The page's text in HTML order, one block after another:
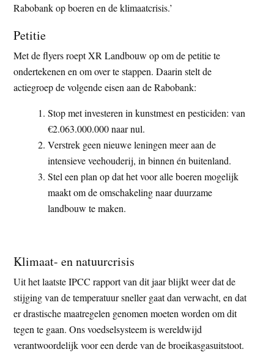
Rabobank op boeren en de klimaatcrisis.’
Petitie
Met de flyers roept XR Landbouw op om de petitie te
ondertekenen en om over te stappen. Daarin stelt de
actiegroep de volgende eisen aan de Rabobank:
Stop met investeren in kunstmest en pesticiden: van
€2.063.000.000 naar nul.
Verstrek geen nieuwe leningen meer aan de
intensieve veehouderij, in binnen én buitenland.
Stel een plan op dat het voor alle boeren mogelijk
maakt om de omschakeling naar duurzame
landbouw te maken.
Klimaat- en natuurcrisis
Uit het laatste IPCC rapport van dit jaar blijkt weer dat de
stijging van de temperatuur sneller gaat dan verwacht, en dat
er drastische maatregelen genomen moeten worden om dit
tegen te gaan. Ons voedselsysteem is wereldwijd
verantwoordelijk voor een derde van de broeikasgasuitstoot.